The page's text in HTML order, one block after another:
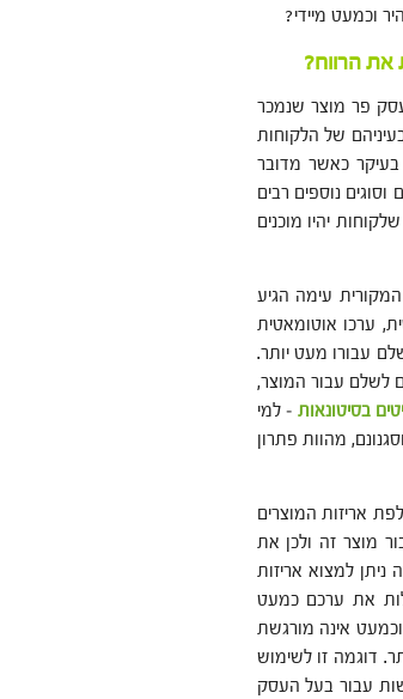
וכמעט מיידי?
את הרווח?
פר מוצר שנמכר
של הלקוחות
כאשר מדובר
נוספים רבים
יהיו מוכנים
עימה הגיע
ערכו אוטומאטית
עבורו מעט יותר.
לשלם עבור המוצר,
בסיטונאות – למי
מהוות פתרון
אריזות המוצרים
מוצר זה ולכן את
למצוא אריזות
את ערכם כמעט
אינה מורגשת
דוגמה זו לשימוש
עבור בעל העסק